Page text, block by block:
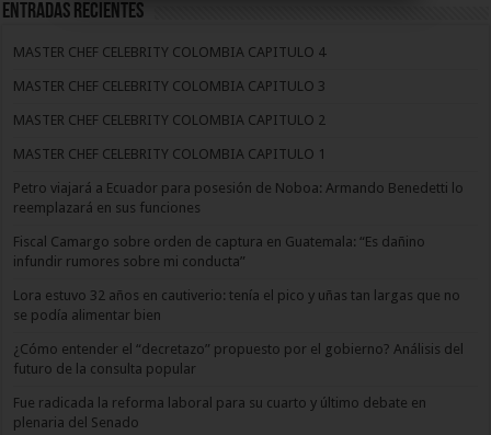
Entradas recientes
MASTER CHEF CELEBRITY COLOMBIA CAPITULO 4
MASTER CHEF CELEBRITY COLOMBIA CAPITULO 3
MASTER CHEF CELEBRITY COLOMBIA CAPITULO 2
MASTER CHEF CELEBRITY COLOMBIA CAPITULO 1
Petro viajará a Ecuador para posesión de Noboa: Armando Benedetti lo
reemplazará en sus funciones
Fiscal Camargo sobre orden de captura en Guatemala: “Es dañino
infundir rumores sobre mi conducta”
Lora estuvo 32 años en cautiverio: tenía el pico y uñas tan largas que no
se podía alimentar bien
¿Cómo entender el “decretazo” propuesto por el gobierno? Análisis del
futuro de la consulta popular
Fue radicada la reforma laboral para su cuarto y último debate en
plenaria del Senado